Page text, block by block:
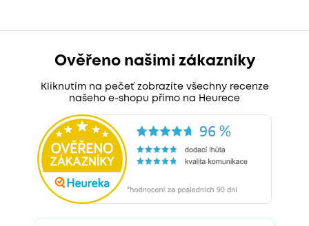
Ověřeno našimi zákazníky
Kliknutím na pečeť zobrazíte všechny recenze
našeho e-shopu přímo na Heurece